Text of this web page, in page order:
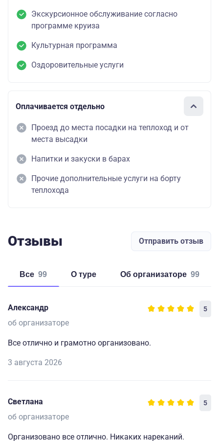
Экскурсионное обслуживание согласно
программе круиза
Культурная программа
Оздоровительные услуги
Оплачивается отдельно
Проезд до места посадки на теплоход и от
места высадки
Напитки и закуски в барах
Прочие дополнительные услуги на борту
теплохода
Отзывы Отправить отзыв
Все 99 о туре об организаторе 99
Александр 5
об организаторе
Все отлично и грамотно организовано.
3 августа 2026
Светлана 5
об организаторе
Организовано все отлично. Никаких нареканий.